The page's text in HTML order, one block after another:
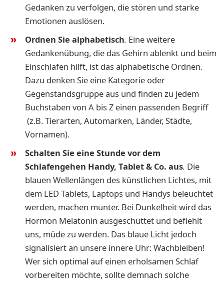
Gedanken zu verfolgen, die stören und starke
Emotionen auslösen.
Ordnen Sie alphabetisch. Eine weitere
Gedankenübung, die das Gehirn ablenkt und beim
Einschlafen hilft, ist das alphabetische Ordnen.
Dazu denken Sie eine Kategorie oder
Gegenstandsgruppe aus und finden zu jedem
Buchstaben von A bis Z einen passenden Begriff
(z.B. Tierarten, Automarken, Länder, Städte,
Vornamen).
Schalten Sie eine Stunde vor dem
Schlafengehen Handy, Tablet & Co. aus. Die
blauen Wellenlängen des künstlichen Lichtes, mit
dem LED Tablets, Laptops und Handys beleuchtet
werden, machen munter. Bei Dunkelheit wird das
Hormon Melatonin ausgeschüttet und befiehlt
uns, müde zu werden. Das blaue Licht jedoch
signalisiert an unsere innere Uhr: Wachbleiben!
Wer sich optimal auf einen erholsamen Schlaf
vorbereiten möchte, sollte demnach solche